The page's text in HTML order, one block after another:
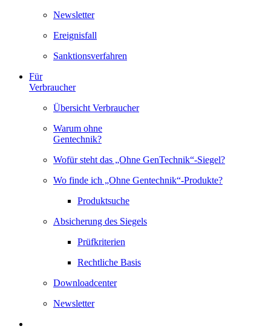
Newsletter
Ereignisfall
Sanktionsverfahren
Für
Verbraucher
Übersicht Verbraucher
Warum ohne
Gentechnik?
Wofür steht das „Ohne GenTechnik“-Siegel?
Wo finde ich „Ohne Gentechnik“-Produkte?
Produktsuche
Absicherung des Siegels
Prüfkriterien
Rechtliche Basis
Downloadcenter
Newsletter